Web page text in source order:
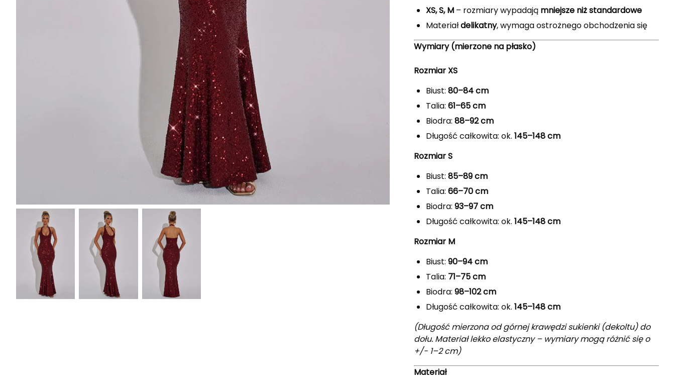
XS, S, M – rozmiary wypadają mniejsze niż standardowe
Materiałdelikatny, wymaga ostrożnego obchodzenia się
Wymiary (mierzone na płasko)
Rozmiar XS
Biust: 80–84 cm
Talia: 61–65 cm
Biodra: 88–92 cm
Długość całkowita: ok. 145–148 cm
Rozmiar S
Biust: 85–89 cm
Talia: 66–70 cm
Biodra: 93–97 cm
Długość całkowita: ok. 145–148 cm
Rozmiar M
Biust: 90–94 cm
Talia: 71–75 cm
Biodra: 98–102 cm
Długość całkowita: ok. 145–148 cm
(Długość mierzona od górnej krawędzi sukienki (dekoltu) do
dołu. Materiał lekko elastyczny – wymiary mogą różnić się o
+/- 1–2 cm)
Materiał